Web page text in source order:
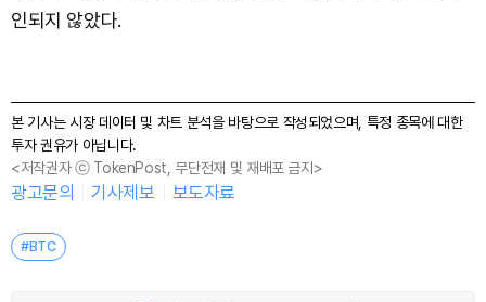
인되지 않았다.
본 기사는 시장 데이터 및 차트 분석을 바탕으로 작성되었으며, 특정 종목에 대한
투자 권유가 아닙니다.
<저작권자 ⓒ TokenPost, 무단전재 및 재배포 금지>
광고문의 기사제보 보도자료
#BTC